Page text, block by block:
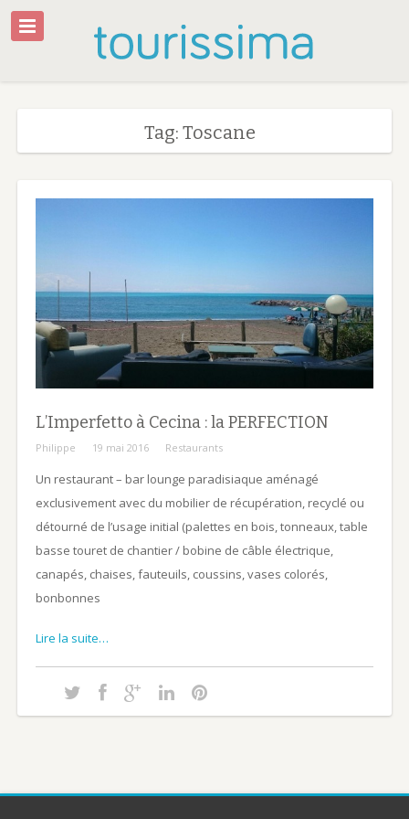
Tag: Toscane
L’Imperfetto à Cecina : la PERFECTION
Philippe 19 mai 2016 Restaurants
Un restaurant – bar lounge paradisiaque aménagé
exclusivement avec du mobilier de récupération, recyclé ou
détourné de l’usage initial (palettes en bois, tonneaux, table
basse touret de chantier / bobine de câble électrique,
canapés, chaises, fauteuils, coussins, vases colorés,
bonbonnes
Lire la suite…